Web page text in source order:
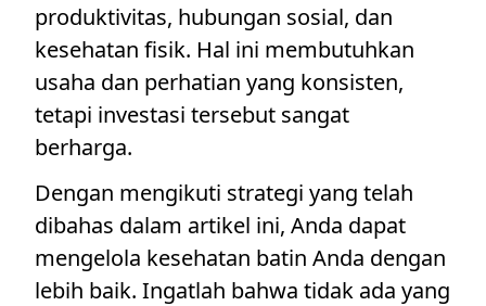
produktivitas, hubungan sosial, dan
kesehatan fisik. Hal ini membutuhkan
usaha dan perhatian yang konsisten,
tetapi investasi tersebut sangat
berharga.
Dengan mengikuti strategi yang telah
dibahas dalam artikel ini, Anda dapat
mengelola kesehatan batin Anda dengan
lebih baik. Ingatlah bahwa tidak ada yang